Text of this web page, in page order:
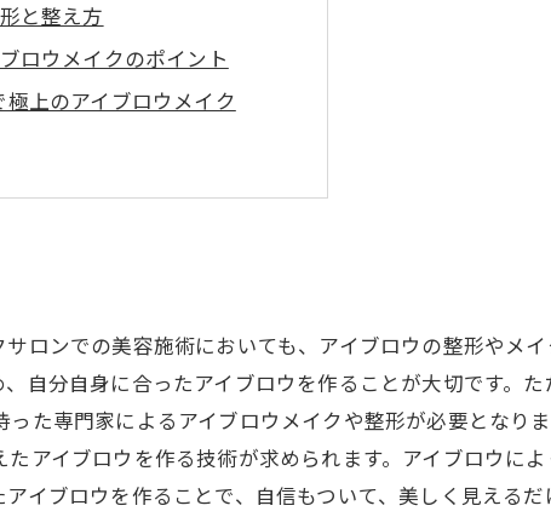
と整え方
ロウメイクのポイント
上のアイブロウメイク
ロンでの美容施術においても、アイブロウの整形やメ
自分自身に合ったアイブロウを作ることが大切です。
た専門家によるアイブロウメイクや整形が必要となり
アイブロウを作る技術が求められます。アイブロウに
イブロウを作ることで、自信もついて、美しく見える